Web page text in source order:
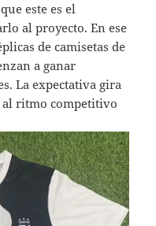
este es el
al proyecto. En ese
de camisetas de
a ganar
La expectativa gira
al ritmo competitivo